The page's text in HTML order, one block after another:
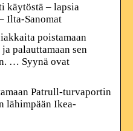
käytöstä – lapsia
Ilta-Sanomat
poistamaan
palauttamaan sen
… Syynä ovat
Patrull-turvaportin
lähimpään Ikea-